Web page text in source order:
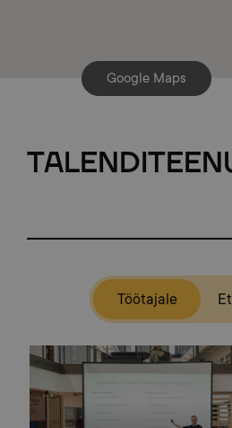
Google Maps
Teenused
Töötajale